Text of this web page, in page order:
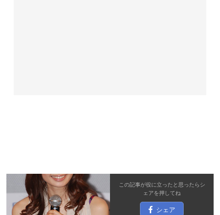
この記事が役に立ったと思ったらシ
ェアを押してね
シェア